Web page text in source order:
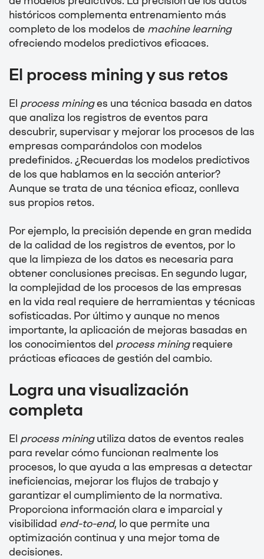
históricos complementa entrenamiento más
completo de los modelos de machine learning
ofreciendo modelos predictivos eficaces.
El process mining y sus retos
El process mininges una técnica basada en datos
que analiza los registros de eventos para
descubrir, supervisar y mejorar los procesos de las
empresas comparándolos con modelos
predefinidos. ¿Recuerdas los modelos predictivos
de los que hablamos en la sección anterior?
Aunque se trata de una técnica eficaz, conlleva
sus propios retos.
Por ejemplo, la precisión depende en gran medida
de la calidad de los registros de eventos, por lo
que la limpieza de los datos es necesaria para
obtener conclusiones precisas. En segundo lugar,
la complejidad de los procesos de las empresas
en la vida real requiere de herramientas y técnicas
sofisticadas. Por último y aunque no menos
importante, la aplicación de mejoras basadas en
los conocimientos del process miningrequiere
prácticas eficaces de gestión del cambio.
Logra una visualización
completa
El process miningutiliza datos de eventos reales
para revelar cómo funcionan realmente los
procesos, lo que ayuda a las empresas a detectar
ineficiencias, mejorar los flujos de trabajo y
garantizar el cumplimiento de la normativa.
Proporciona información clara e imparcial y
visibilidad end-to-end, lo que permite una
optimización continua y una mejor toma de
decisiones.